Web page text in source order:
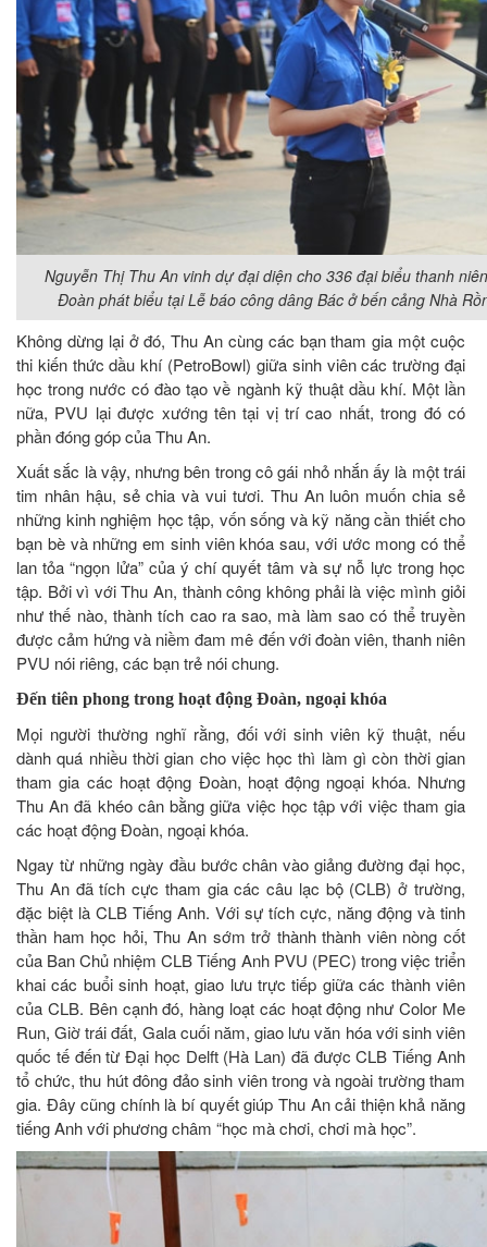
Nguyễn Thị Thu An vinh dự đại diện cho 336 đại biểu thanh
Đoàn phát biểu tại Lễ báo công dâng Bác ở bến cảng Nhà
Không dừng lại ở đó, Thu An cùng các bạn tham gia một cuộc
thi kiến thức dầu khí (PetroBowl) giữa sinh viên các trường đại
học trong nước có đào tạo về ngành kỹ thuật dầu khí. Một lần
nữa, PVU lại được xướng tên tại vị trí cao nhất, trong đó có
phần đóng góp của Thu An.
Xuất sắc là vậy, nhưng bên trong cô gái nhỏ nhắn ấy là một trái
tim nhân hậu, sẻ chia và vui tươi. Thu An luôn muốn chia sẻ
những kinh nghiệm học tập, vốn sống và kỹ năng cần thiết cho
bạn bè và những em sinh viên khóa sau, với ước mong có thể
lan tỏa “ngọn lửa” của ý chí quyết tâm và sự nỗ lực trong học
tập. Bởi vì với Thu An, thành công không phải là việc mình giỏi
như thế nào, thành tích cao ra sao, mà làm sao có thể truyền
được cảm hứng và niềm đam mê đến với đoàn viên, thanh niên
PVU nói riêng, các bạn trẻ nói chung.
Đến tiên phong trong hoạt động Đoàn, ngoại khóa
Mọi người thường nghĩ rằng, đối với sinh viên kỹ thuật, nếu
dành quá nhiều thời gian cho việc học thì làm gì còn thời gian
tham gia các hoạt động Đoàn, hoạt động ngoại khóa. Nhưng
Thu An đã khéo cân bằng giữa việc học tập với việc tham gia
các hoạt động Đoàn, ngoại khóa.
Ngay từ những ngày đầu bước chân vào giảng đường đại học,
Thu An đã tích cực tham gia các câu lạc bộ (CLB) ở trường,
đặc biệt là CLB Tiếng Anh. Với sự tích cực, năng động và tinh
thần ham học hỏi, Thu An sớm trở thành thành viên nòng cốt
của Ban Chủ nhiệm CLB Tiếng Anh PVU (PEC) trong việc triển
khai các buổi sinh hoạt, giao lưu trực tiếp giữa các thành viên
của CLB. Bên cạnh đó, hàng loạt các hoạt động như Color Me
Run, Giờ trái đất, Gala cuối năm, giao lưu văn hóa với sinh viên
quốc tế đến từ Đại học Delft (Hà Lan) đã được CLB Tiếng Anh
tổ chức, thu hút đông đảo sinh viên trong và ngoài trường tham
gia. Đây cũng chính là bí quyết giúp Thu An cải thiện khả năng
tiếng Anh với phương châm “học mà chơi, chơi mà học”.